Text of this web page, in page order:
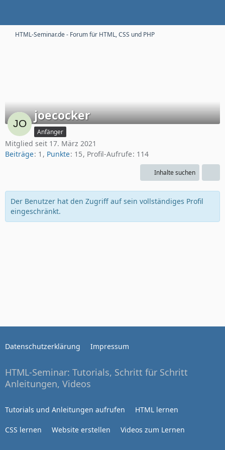
HTML-Seminar.de - Forum für HTML, CSS und PHP
joecocker
Anfänger
Mitglied seit 17. März 2021
Beiträge 1 Punkte 15 Profil-Aufrufe 114
Inhalte suchen
Der Benutzer hat den Zugriff auf sein vollständiges Profil
eingeschränkt.
Datenschutzerklärung Impressum
HTML-Seminar: Tutorials, Schritt für Schritt
Anleitungen, Videos
Tutorials und Anleitungen aufrufen HTML lernen
CSS lernen Website erstellen Videos zum Lernen